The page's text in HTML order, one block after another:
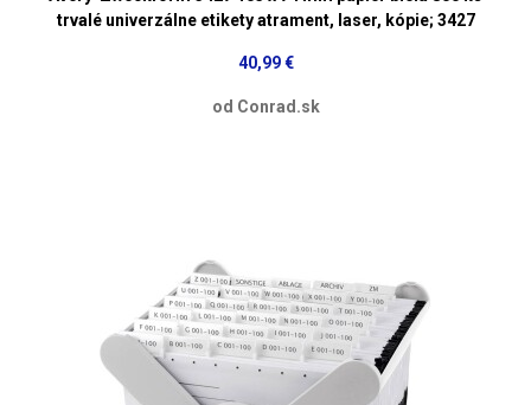
trvalé univerzálne etikety atrament, laser, kópie; 3427
40,99 €
od Conrad.sk